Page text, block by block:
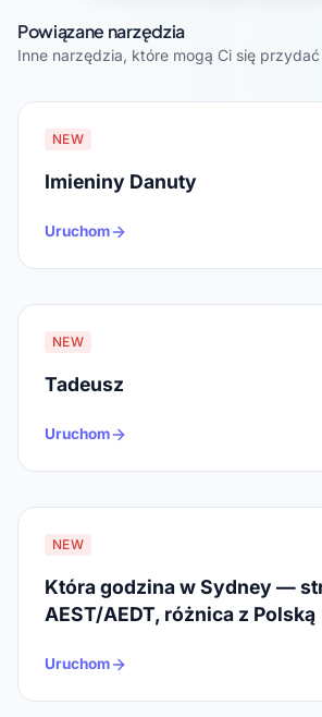
Powiązane narzędzia
Inne narzędzia, które mogą Ci się przydać
NEW
Imieniny Danuty
Uruchom
NEW
Tadeusz
Uruchom
NEW
Która godzina w Sydney —
AEST/AEDT, różnica z Polską
Uruchom